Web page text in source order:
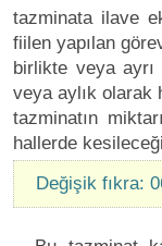
tazminata ilave
fiilen yapılan
birlikte veya ayrı
veya aylık olarak
tazminatın
hallerde
Değişik fıkra: